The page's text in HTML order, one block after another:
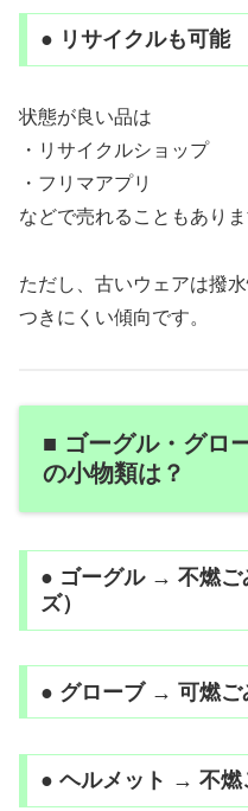
● リサイクルも可能
状態が良い品は
・リサイクルショップ
・フリマアプリ
などで売れることもありま
ただし、古いウェアは撥
つきにくい傾向です。
■ ゴーグル・グロ
の小物類は？
● ゴーグル → 不燃ご
ズ）
● グローブ → 可燃ご
● ヘルメット → 不燃